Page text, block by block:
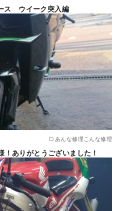
ス ウイーク突入編
あんな修理こんな修理
！ありがとうございました！